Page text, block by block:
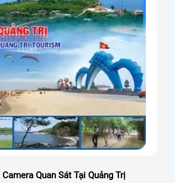
Quan Sát Tại Quảng Trị